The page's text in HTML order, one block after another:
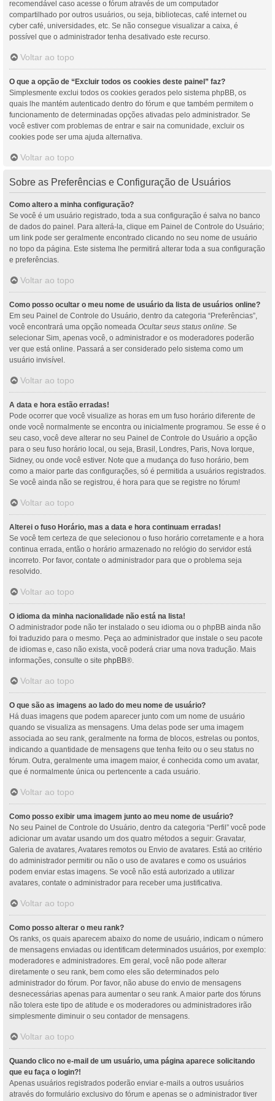
recomendável caso acesse o fórum através de um computador
compartilhado por outros usuários, ou seja, bibliotecas, café internet ou
cyber café, universidades, etc. Se não consegue visualizar a caixa, é
possível que o administrador tenha desativado este recurso.
Voltar ao topo
O que a opção de “Excluir todos os cookies deste painel” faz?
Simplesmente exclui todos os cookies gerados pelo sistema phpBB, os
quais lhe mantém autenticado dentro do fórum e que também permitem o
funcionamento de determinadas opções ativadas pelo administrador. Se
você estiver com problemas de entrar e sair na comunidade, excluir os
cookies pode ser uma ajuda alternativa.
Voltar ao topo
Sobre as Preferências e Configuração de Usuários
Como altero a minha configuração?
Se você é um usuário registrado, toda a sua configuração é salva no banco
de dados do painel. Para alterá-la, clique em Painel de Controle do Usuário;
um link pode ser geralmente encontrado clicando no seu nome de usuário
no topo da página. Este sistema lhe permitirá alterar toda a sua configuração
e preferências.
Voltar ao topo
Como posso ocultar o meu nome de usuário da lista de usuários online?
Em seu Painel de Controle do Usuário, dentro da categoria “Preferências”,
você encontrará uma opção nomeada Ocultar seus status online. Se
selecionar Sim, apenas você, o administrador e os moderadores poderão
ver que está online. Passará a ser considerado pelo sistema como um
usuário invisível.
Voltar ao topo
A data e hora estão erradas!
Pode ocorrer que você visualize as horas em um fuso horário diferente de
onde você normalmente se encontra ou inicialmente programou. Se esse é o
seu caso, você deve alterar no seu Painel de Controle do Usuário a opção
para o seu fuso horário local, ou seja, Brasil, Londres, Paris, Nova Iorque,
Sidney, ou onde você estiver. Note que a mudança do fuso horário, bem
como a maior parte das configurações, só é permitida a usuários registrados.
Se você ainda não se registrou, é hora para que se registre no fórum!
Voltar ao topo
Alterei o fuso Horário, mas a data e hora continuam erradas!
Se você tem certeza de que selecionou o fuso horário corretamente e a hora
continua errada, então o horário armazenado no relógio do servidor está
incorreto. Por favor, contate o administrador para que o problema seja
resolvido.
Voltar ao topo
O idioma da minha nacionalidade não está na lista!
O administrador pode não ter instalado o seu idioma ou o phpBB ainda não
foi traduzido para o mesmo. Peça ao administrador que instale o seu pacote
de idiomas e, caso não exista, você poderá criar uma nova tradução. Mais
informações, consulte o site phpBB®.
Voltar ao topo
O que são as imagens ao lado do meu nome de usuário?
Há duas imagens que podem aparecer junto com um nome de usuário
quando se visualiza as mensagens. Uma delas pode ser uma imagem
associada ao seu rank, geralmente na forma de blocos, estrelas ou pontos,
indicando a quantidade de mensagens que tenha feito ou o seu status no
fórum. Outra, geralmente uma imagem maior, é conhecida como um avatar,
que é normalmente única ou pertencente a cada usuário.
Voltar ao topo
Como posso exibir uma imagem junto ao meu nome de usuário?
No seu Painel de Controle do Usuário, dentro da categoria “Perfil” você pode
adicionar um avatar usando um dos quatro métodos a seguir: Gravatar,
Galeria de avatares, Avatares remotos ou Envio de avatares. Está ao critério
do administrador permitir ou não o uso de avatares e como os usuários
podem enviar estas imagens. Se você não está autorizado a utilizar
avatares, contate o administrador para receber uma justificativa.
Voltar ao topo
Como posso alterar o meu rank?
Os ranks, os quais aparecem abaixo do nome de usuário, indicam o número
de mensagens enviadas ou identificam determinados usuários, por exemplo:
moderadores e administradores. Em geral, você não pode alterar
diretamente o seu rank, bem como eles são determinados pelo
administrador do fórum. Por favor, não abuse do envio de mensagens
desnecessárias apenas para aumentar o seu rank. A maior parte dos fóruns
não tolera este tipo de atitude e os moderadores ou administradores irão
simplesmente diminuir o seu contador de mensagens.
Voltar ao topo
Quando clico no e-mail de um usuário, uma página aparece solicitando
que eu faça o login?!
Apenas usuários registrados poderão enviar e-mails a outros usuários
através do formulário exclusivo do fórum e apenas se o administrador tiver